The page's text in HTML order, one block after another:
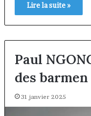
Lire la suite »
Paul
des
31 janvier 2025